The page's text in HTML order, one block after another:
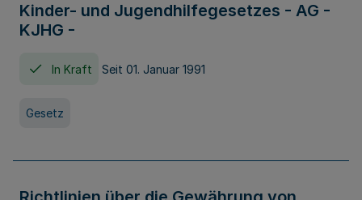
Kinder- und Jugendhilfegesetzes - AG -
KJHG -
In Kraft Seit 01. Januar 1991
Gesetz